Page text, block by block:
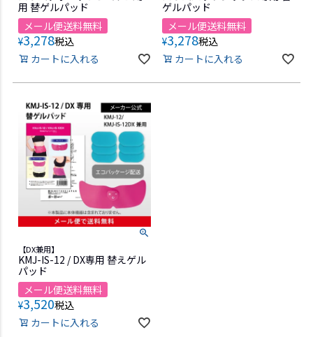
用 替ゲルパッド
メール便送料無料
¥3,278税込
カートに入れる
ゲルパッド
メール便送料無料
¥3,278税込
カートに入れる
【DX兼用】
KMJ-IS-12 / DX専用 替えゲル
パッド
メール便送料無料
¥3,520税込
カートに入れる